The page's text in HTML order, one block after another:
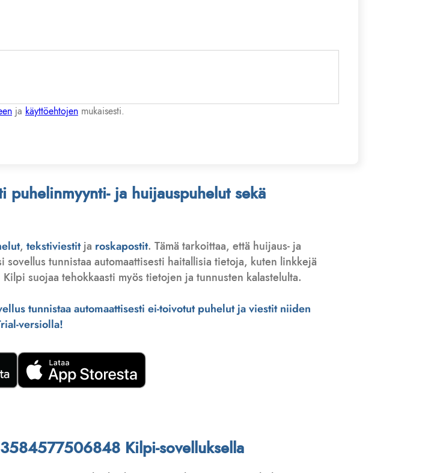
ja käyttöehtojen mukaisesti.
puhelinmyynti- ja huijauspuhelut sekä
, tekstiviestitja roskapostit. Tämä tarkoittaa, että huijaus- ja
tunnistaa automaattisesti haitallisia tietoja, kuten linkkejä
suojaa tehokkaasti myös tietojen ja tunnusten kalastelulta.
tunnistaa automaattisesti ei-toivotut puhelut ja viestit niiden
versiolla!
Kilpi-sovelluksella